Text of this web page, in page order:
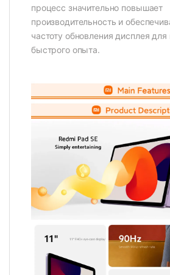
процесс значительно повышает
производительность и
частоту обновления дисплея для
быстрого опыта.